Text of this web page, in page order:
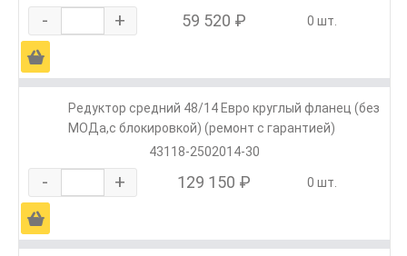
- + 59 520 ₽ 0 шт.
Ä
Редуктор средний 48/14 Евро круглый фланец (без
МОДа,с блокировкой) (ремонт с гарантией)
43118-2502014-30
- + 129 150 ₽ 0 шт.
Ä